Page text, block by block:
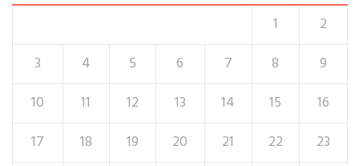
1
2
3
4 5 6 7 8
9
10
11 12 13 14 15
16
17
18 19 20 21 22
23